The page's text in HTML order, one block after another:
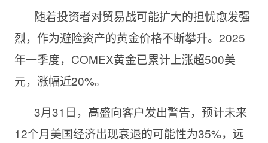
随着投资者对贸易战可能扩大的担忧愈发强
烈，作为避险资产的黄金价格不断攀升。2025
年一季度，COMEX黄金已累计上涨超500美
元，涨幅近20%。
3月31日，高盛向客户发出警告，预计未来
12个月美国经济出现衰退的可能性为35%，远